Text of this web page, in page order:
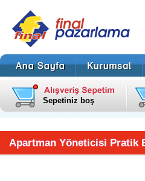
Sepetiniz boş
Apartman Yöneticisi Pratik